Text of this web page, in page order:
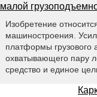
малой
Изобретение
машиностроения.
платформы грузового
охватывающего пару
средство и единое